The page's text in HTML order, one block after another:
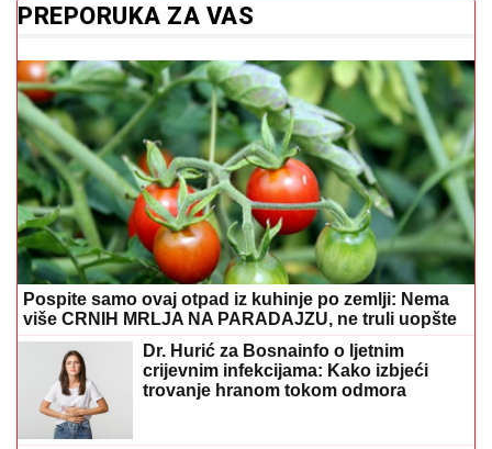
PREPORUKA ZA VAS
Pospite samo ovaj otpad iz kuhinje po zemlji: Nema
više CRNIH MRLJA NA PARADAJZU, ne truli uopšte
Dr. Hurić za Bosnainfo o ljetnim
crijevnim infekcijama: Kako izbjeći
trovanje hranom tokom odmora